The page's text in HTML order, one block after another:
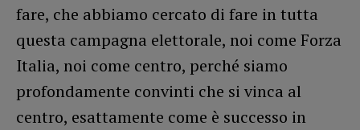
fare, che abbiamo cercato di fare in tutta
questa campagna elettorale, noi come Forza
Italia, noi come centro, perché siamo
profondamente convinti che si vinca al
centro, esattamente come è successo in